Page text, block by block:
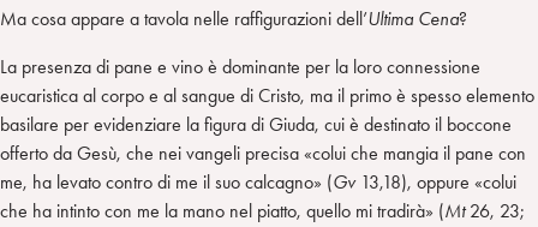
Ma cosa appare a tavola nelle raffigurazioni dell’Ultima Cena?
La presenza di pane e vino è dominante per la loro connessione
eucaristica al corpo e al sangue di Cristo, ma il primo è spesso elemento
basilare per evidenziare la figura di Giuda, cui è destinato il boccone
offerto da Gesù, che nei vangeli precisa «colui che mangia il pane con
me, ha levato contro di me il suo calcagno» (Gv13,18), oppure «colui
che ha intinto con me la mano nel piatto, quello mi tradirà» (Mt26, 23;